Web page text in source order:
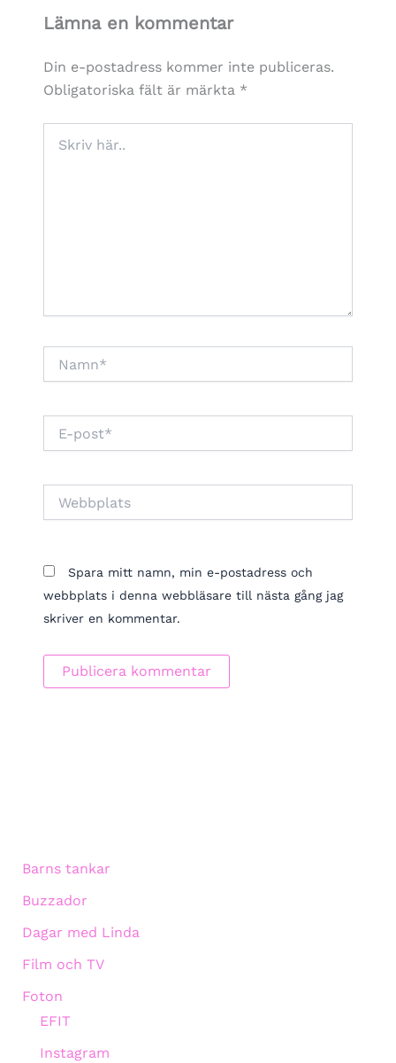
Lämna en kommentar
Din e-postadress kommer inte publiceras.
Obligatoriska fält är märkta *
här..
post*
Spara mitt namn, min e-postadress och
webbplats i denna webbläsare till nästa gång jag
skriver en kommentar.
Barns tankar
Buzzador
Dagar med Linda
Film och TV
Foton
EFIT
Instagram